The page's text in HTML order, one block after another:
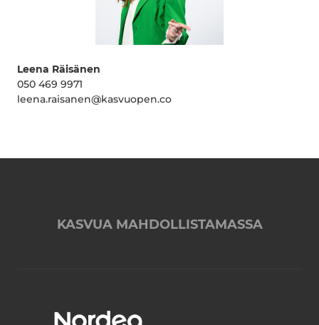
Leena Räisänen
050 469 9971
leena.raisanen@kasvuopen.co
KASVUA MAHDOLLISTAMASSA